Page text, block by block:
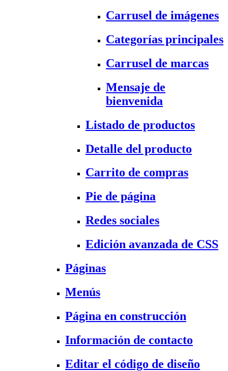
Carrusel de imágenes
Categorías principales
Carrusel de marcas
Mensaje de
bienvenida
Listado de productos
Detalle del producto
Carrito de compras
Pie de página
Redes sociales
Edición avanzada de CSS
Páginas
Menús
Página en construcción
Información de contacto
Editar el código de diseño